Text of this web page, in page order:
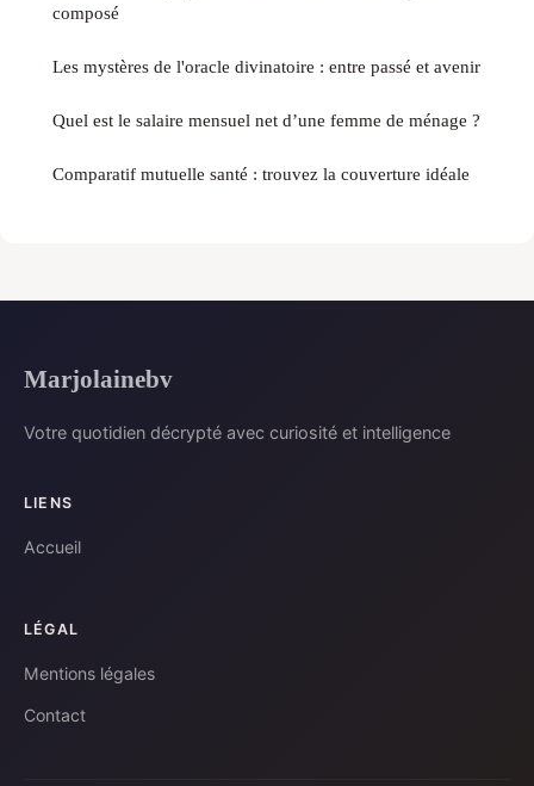
composé
Les mystères de l'oracle divinatoire : entre passé et avenir
Quel est le salaire mensuel net d’une femme de ménage ?
Comparatif mutuelle santé : trouvez la couverture idéale
Marjolainebv
Votre quotidien décrypté avec curiosité et intelligence
LIENS
Accueil
LÉGAL
Mentions légales
Contact